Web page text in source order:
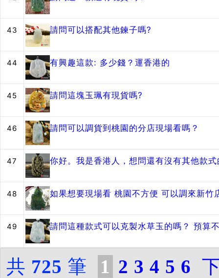
43 請問可以搭配其他鍊子嗎?
44 有興趣這款: 多少錢？運香港的
45 請問這塊玉珮有現貨嗎?
46 請問可以調貨到桃園的分店現場看嗎？
47 你好。我是香港人，想問還有沒有其他款
48 如果想要現場看 桃園不方便 可以調來新
49 請問這種款式可以克製水草玉的嗎？ 預算
共 725 筆 1 2 3 4 5 6